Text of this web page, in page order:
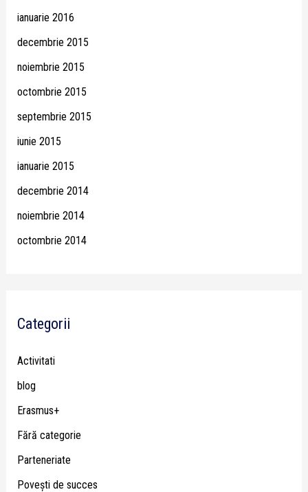
ianuarie 2016
decembrie 2015
noiembrie 2015
octombrie 2015
septembrie 2015
iunie 2015
ianuarie 2015
decembrie 2014
noiembrie 2014
octombrie 2014
Categorii
Activitati
blog
Erasmus+
Fără categorie
Parteneriate
Poveşti de succes